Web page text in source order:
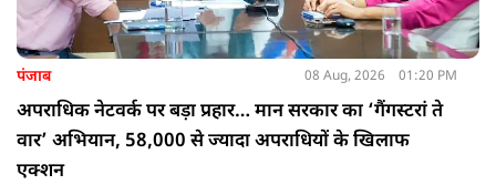
पंजाब 08 Aug, 2026 01:20 PM
अपराधिक नेटवर्क पर बड़ा प्रहार… मान सरकार का ‘गैंगस्टरां ते
वार’ अभियान, 58,000 से ज्यादा अपराधियों के खिलाफ
एक्शन